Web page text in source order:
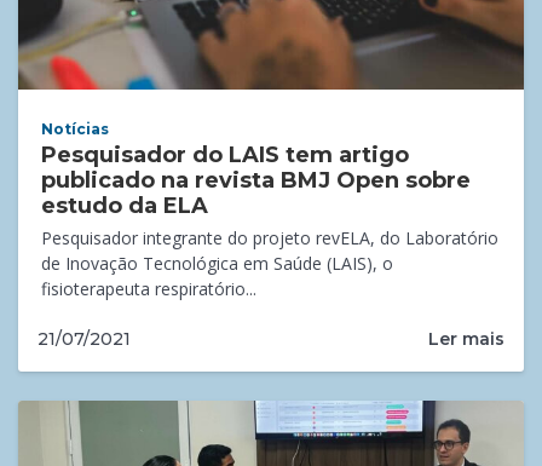
Notícias
Pesquisador do LAIS tem artigo
publicado na revista BMJ Open sobre
estudo da ELA
Pesquisador integrante do projeto revELA, do Laboratório
de Inovação Tecnológica em Saúde (LAIS), o
fisioterapeuta respiratório...
21/07/2021 Ler mais